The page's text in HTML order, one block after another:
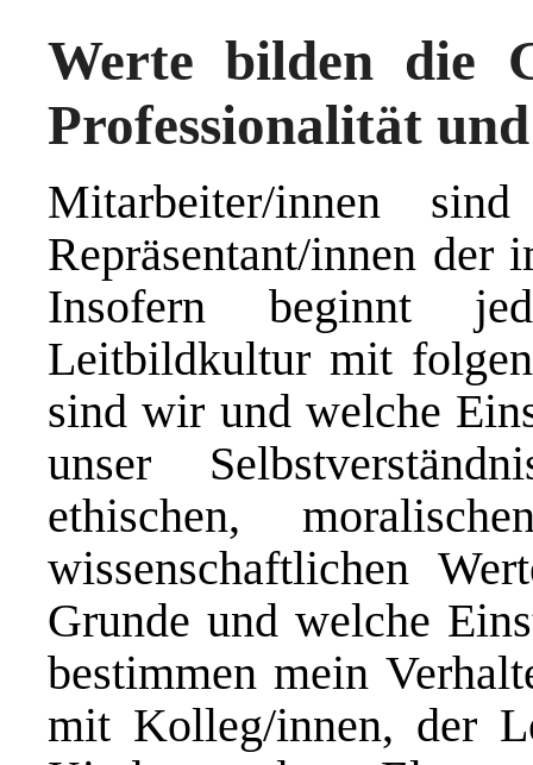
Werte bilden die
Professionalität
Mitarbeiter/innen
Repräsentant/innen
Insofern beginnt
Leitbildkultur mit
sind wir und welche
unser
ethischen,
wissenschaftlichen
Grunde und welche
bestimmen mein
mit Kolleg/innen, der